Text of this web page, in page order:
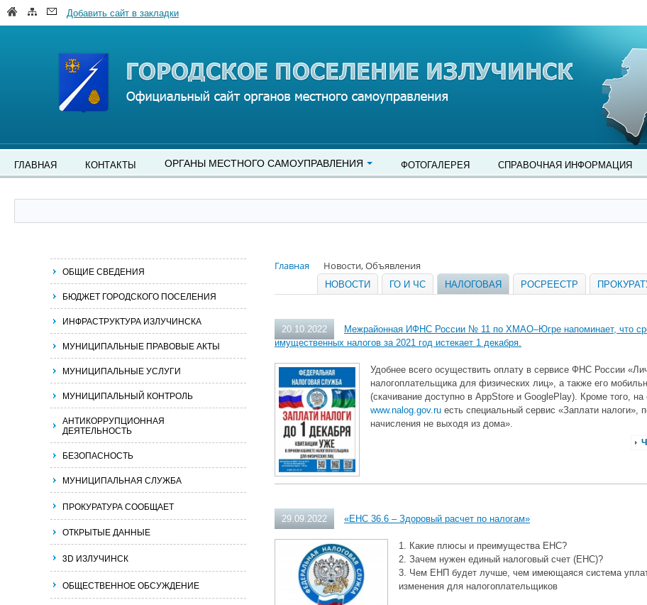
Добавить сайт в закладки
ГЛАВНАЯ КОНТАКТЫ ОРГАНЫ МЕСТНОГО САМОУПРАВЛЕНИЯ ФОТОГАЛЕРЕЯ СПРАВОЧНАЯ ИНФОРМАЦИЯ
Главная Новости, Объявления
НОВОСТИ ГО И ЧС НАЛОГОВАЯ РОСРЕЕСТР
20.10.2022
Межрайонная ИФНС России № 11 по ХМАО–Югре напоминает, что
имущественных налогов за 2021 год истекает 1 декабря.
Удобнее всего осуществить оплату в сервисе ФНС России
налогоплательщика для физических лиц», а также его
(скачивание доступно в AppStore и GooglePlay). Кроме того,
www.nalog.gov.ru есть специальный сервис «Заплати налоги»,
начисления не выходя из дома».
29.09.2022 «ЕНС 36.6 – Здоровый расчет по налогам»
1. Какие плюсы и преимущества ЕНС?
2. Зачем нужен единый налоговый счет (ЕНС)?
3. Чем ЕНП будет лучше, чем имеющаяся система
изменения для налогоплательщиков
ОБЩИЕ СВЕДЕНИЯ
БЮДЖЕТ ГОРОДСКОГО ПОСЕЛЕНИЯ
ИНФРАСТРУКТУРА ИЗЛУЧИНСКА
МУНИЦИПАЛЬНЫЕ ПРАВОВЫЕ АКТЫ
МУНИЦИПАЛЬНЫЕ УСЛУГИ
МУНИЦИПАЛЬНЫЙ КОНТРОЛЬ
АНТИКОРРУПЦИОННАЯ
ДЕЯТЕЛЬНОСТЬ
БЕЗОПАСНОСТЬ
МУНИЦИПАЛЬНАЯ СЛУЖБА
ПРОКУРАТУРА СООБЩАЕТ
ОТКРЫТЫЕ ДАННЫЕ
3D ИЗЛУЧИНСК
ОБЩЕСТВЕННОЕ ОБСУЖДЕНИЕ